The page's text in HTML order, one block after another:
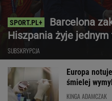
Barcelona
Hiszpania żyje
SUBSKRYPCJA
Europa
śmielej
KINGA ADAMCZAK